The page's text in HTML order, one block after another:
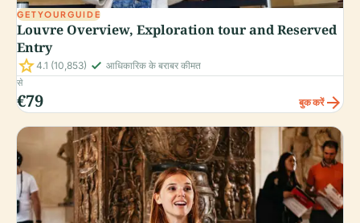
GETYOURGUIDE
Louvre Overview, Exploration tour and Reserved
Entry
star4.1 (10,853) check_small आधिकारिक के बराबर कीमत
से
€79 बुक करेंarrow_forward